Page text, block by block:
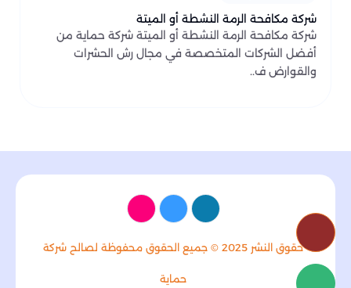
شركة مكافحة الرمة النشطة أو الميتة
شركة مكافحة الرمة النشطة أو الميتة شركة حماية من
أفضل الشركات المتخصصة في مجال رش الحشرات
والقوارض ف..
حقوق النشر 2025 © جميع الحقوق محفوظة لصالح شركة
حماية